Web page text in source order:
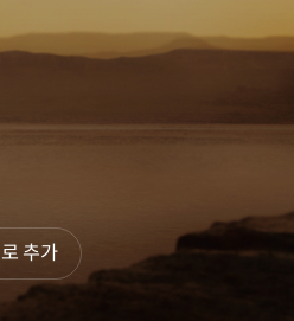
추가(새
창